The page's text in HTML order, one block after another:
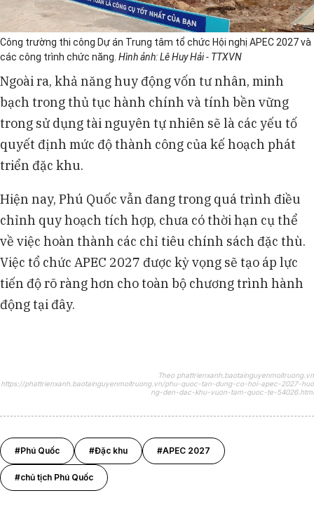
Công trường thi công Dự án Trung tâm tổ chức Hội nghị APEC 2027 và
các công trình chức năng. Hình ảnh: Lê Huy Hải - TTXVN
Ngoài ra, khả năng huy động vốn tư nhân, minh
bạch trong thủ tục hành chính và tính bền vững
trong sử dụng tài nguyên tự nhiên sẽ là các yếu tố
quyết định mức độ thành công của kế hoạch phát
triển đặc khu.
Hiện nay, Phú Quốc vẫn đang trong quá trình điều
chỉnh quy hoạch tích hợp, chưa có thời hạn cụ thể
về việc hoàn thành các chỉ tiêu chính sách đặc thù.
Việc tổ chức APEC 2027 được kỳ vọng sẽ tạo áp lực
tiến độ rõ ràng hơn cho toàn bộ chương trình hành
động tại đây.
Theo phattrienxanh.baotainguyenmoitruong.vn
https://phattrienxanh.baotainguyenmoitruong.vn/phu-quoc-tan-dung-co-hoi-apec-2027-huo
ng-den-dac-khu-vuon-tam-quoc-te-54026.html
#Phú Quốc #Đặc khu #APEC 2027
#chủ tịch Phú Quốc